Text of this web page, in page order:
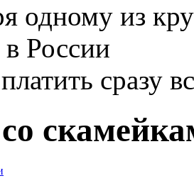
одному из
России
сразу